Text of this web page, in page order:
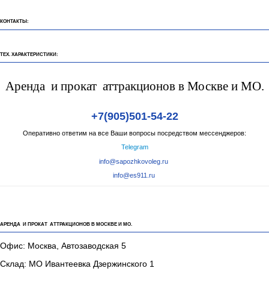
КОНТАКТЫ:
ТЕХ. ХАРАКТЕРИСТИКИ:
Аренда и прокат аттракционов в Москве и МО.
+7(905)501-54-22
Оперативно ответим на все Ваши вопросы посредством мессенджеров:
Telegram
info@sapozhkovoleg.ru
info@es911.ru
АРЕНДА И ПРОКАТ АТТРАКЦИОНОВ В МОСКВЕ И МО.
Офис: Москва, Автозаводская 5
Склад: МО Ивантеевка Дзержинского 1